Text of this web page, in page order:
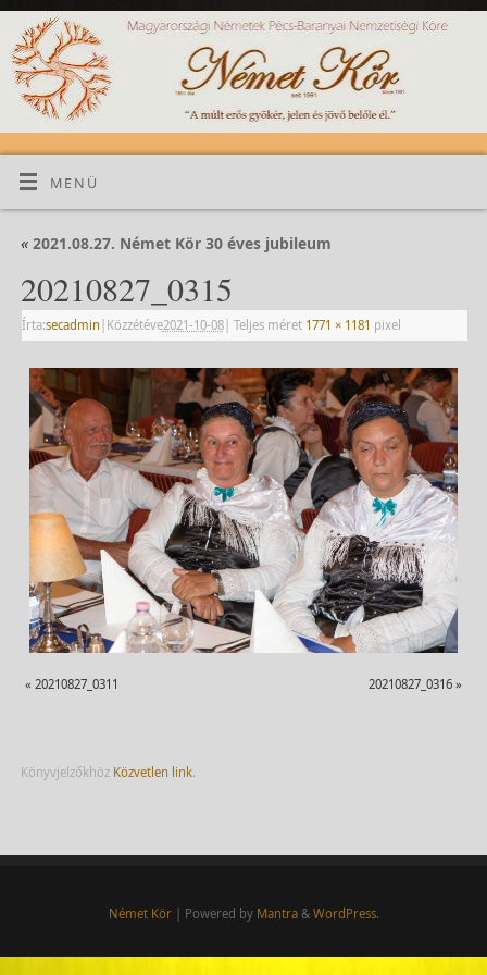
MENÜ
«2021.08.27. Német Kör 30 éves jubileum
20210827_0315
Írta:secadmin | Közzétéve2021-10-08| Teljes méret 1771 × 1181 pixel
« 20210827_0311 20210827_0316 »
Könyvjelzőkhöz Közvetlen link.
Német Kör| Powered by Mantra& WordPress.